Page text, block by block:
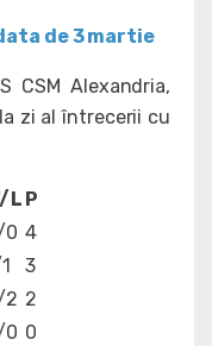
de 3 martie
CSM Alexandria,
zi al întrecerii cu
L P
0 4
3
2 2
0 0